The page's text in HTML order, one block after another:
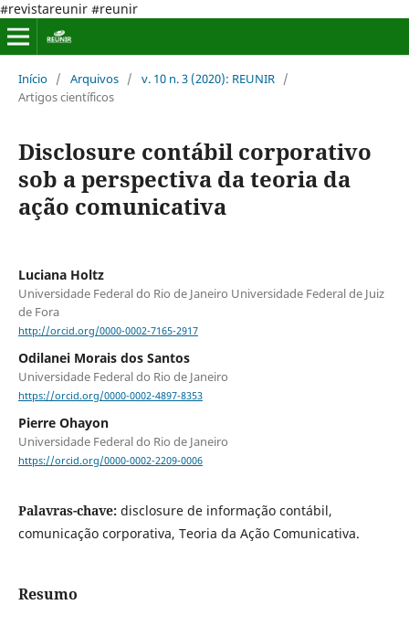
#revistareunir #reunir
Início / Arquivos / v. 10 n. 3 (2020): REUNIR /
Artigos científicos
Disclosure contábil corporativo
sob a perspectiva da teoria da
ação comunicativa
Luciana Holtz
Universidade Federal do Rio de Janeiro Universidade Federal de Juiz
de Fora
http://orcid.org/0000-0002-7165-2917
Odilanei Morais dos Santos
Universidade Federal do Rio de Janeiro
https://orcid.org/0000-0002-4897-8353
Pierre Ohayon
Universidade Federal do Rio de Janeiro
https://orcid.org/0000-0002-2209-0006
Palavras-chave: disclosure de informação contábil,
comunicação corporativa, Teoria da Ação Comunicativa.
Resumo